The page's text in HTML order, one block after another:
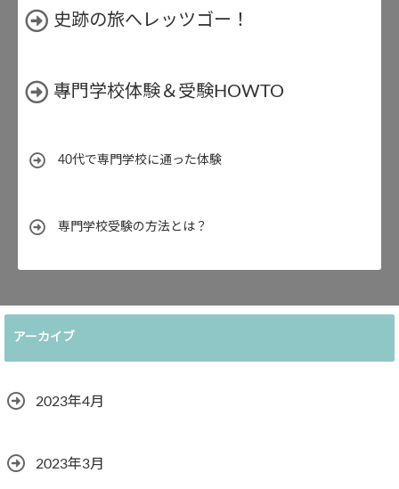
史跡の旅へレッツゴー！
專門学校体験＆受験HOWTO
40代で専門学校に通った体験
専門学校受験の方法とは？
アーカイブ
2023年4月
2023年3月